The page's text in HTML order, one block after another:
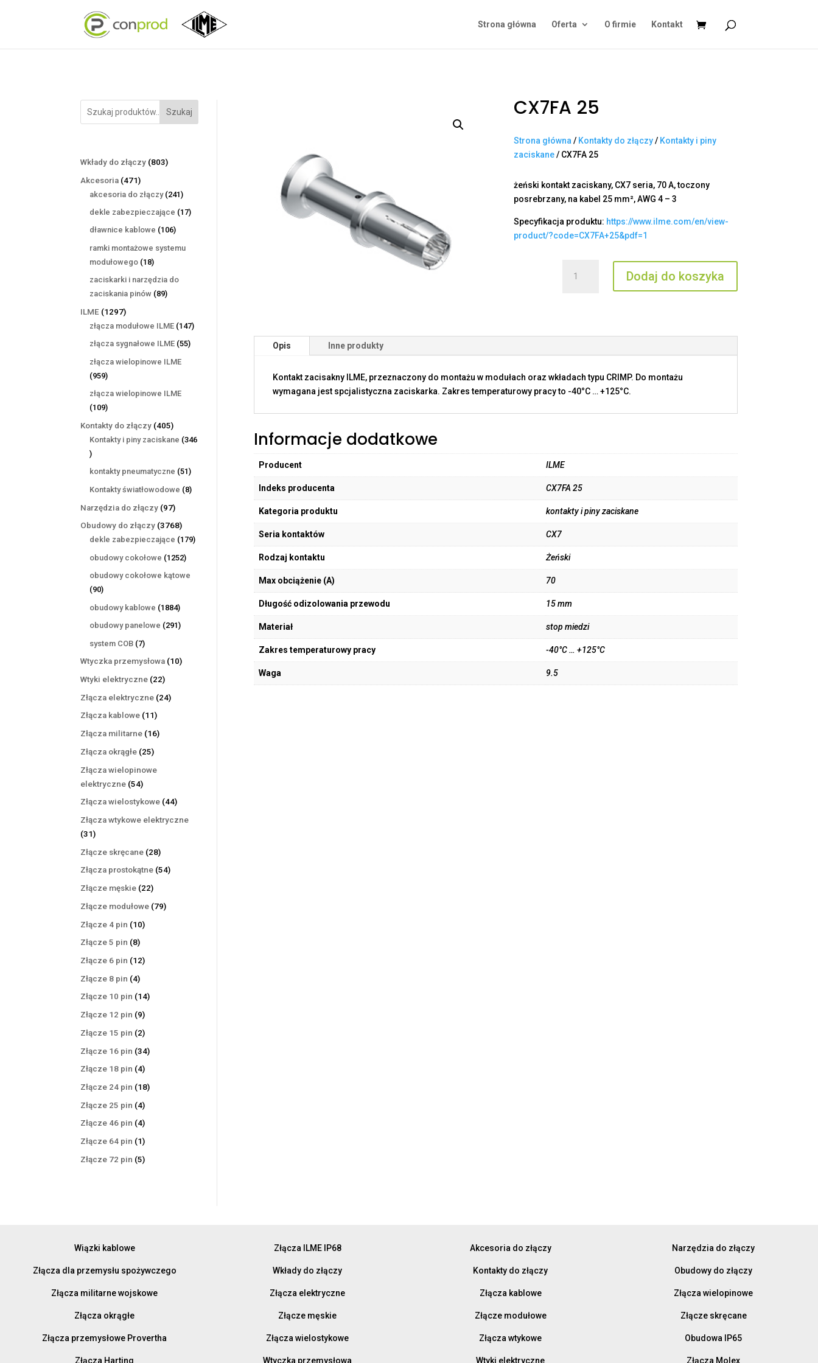
Strona główna Oferta O firmie Kontakt
Szukaj
Wkłady do złączy 803803
Akcesoria 471471
produktów
akcesoria do złączy 241241
produktów
dekle zabezpieczające 1717
dławnice kablowe 106106
ramki montażowe systemu
modułowego 1818
produktów
zaciskarki i narzędzia do
zaciskania pinów 8989
ILME 12971297
produktów
złącza modułowe ILME 147147
złącza sygnałowe ILME 5555
złącza wielopinowe ILME
959959
produktów
złącza wielopinowe ILME
109109
produktów
Kontakty do złączy 405405
produktów
Kontakty i piny zaciskane 346
346
produktów
kontakty pneumatyczne 5151
produktów
Kontakty światłowodowe 88
Narzędzia do złączy 9797
produktów
Obudowy do złączy 37683768
produktów
dekle zabezpieczające 179179
obudowy cokołowe 12521252
obudowy cokołowe kątowe
9090
produktów
obudowy kablowe 18841884
produkty
obudowy panelowe 291291
system COB 77
produktów
Wtyczka przemysłowa 1010
Wtyki elektryczne 2222
produkty
Złącza elektryczne 2424
Złącza kablowe 1111
produktów
Złącza militarne 1616
Złącza okrągłe 2525
Złącza wielopinowe
elektryczne 5454
produkty
Złącza wielostykowe 4444
Złącza wtykowe elektryczne
3131
produktów
Złącze skręcane 2828
produktów
Złącza prostokątne 5454
Złącze męskie 2222
produkty
Złącze modułowe 7979
Złącze 4 pin 1010
Złącze 5 pin 88
produktów
Złącze 6 pin 1212
Złącze 8 pin 44
produkty
Złącze 10 pin 1414
Złącze 12 pin 99
produktów
Złącze 15 pin 22
produkty
Złącze 16 pin 3434
Złącze 18 pin 44
produkty
Złącze 24 pin 1818
Złącze 25 pin 44
produkty
Złącze 46 pin 44
produkty
Złącze 64 pin 11
produkt
Złącze 72 pin 55
CX7FA 25
Strona główna / Kontakty do złączy/ Kontakty i piny
zaciskane/ CX7FA 25
żeński kontakt zaciskany, CX7 seria, 70 A, toczony
posrebrzany, na kabel 25 mm², AWG 4 – 3
Specyfikacja produktu: https://www.ilme.com/en/view-
product/?code=CX7FA+25&pdf=1
CX7FA
Dodaj do koszyka
Opis Inne produkty
Kontakt zacisakny ILME, przeznaczony do montażu w modułach oraz wkładach typu CRIMP. Do montażu
wymagana jest spcjalistyczna zaciskarka. Zakres temperaturowy pracy to -40°C … +125°C.
Informacje dodatkowe
Producent ILME
Indeks producenta CX7FA 25
Kategoria produktu kontakty i piny zaciskane
Seria kontaktów CX7
Rodzaj kontaktu Żeński
Max obciążenie (A) 70
Długość odizolowania przewodu 15 mm
Materiał stop miedzi
Zakres temperaturowy pracy -40°C … +125°C
Waga 9.5
Wiązki kablowe
Złącza dla przemysłu spożywczego
Złącza militarne wojskowe
Złącza okrągłe
Złącza przemysłowe Provertha
Złącza Harting
Złącza ILME IP68
Wkłady do złączy
Złącza elektryczne
Złącze męskie
Złącza wielostykowe
Wtyczka przemysłowa
Akcesoria do złączy
Kontakty do złączy
Złącza kablowe
Złącze modułowe
Złącza wtykowe
Wtyki elektryczne
Narzędzia do złączy
Obudowy do złączy
Złącza wielopinowe
Złącze skręcane
Obudowa IP65
Złącza Molex